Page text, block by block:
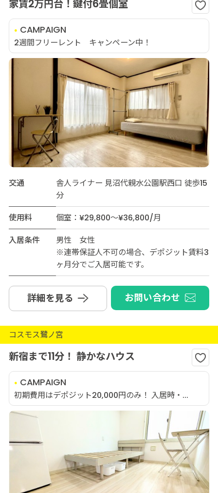
家賃2万円台！鍵付6畳個室
CAMPAIGN
2週間フリーレント キャンペーン中！
交通
舎人ライナー 見沼代親水公園駅西口 徒歩15
分
使用料
個室：¥29,800～¥36,800/月
入居条件
男性 女性
※連帯保証人不可の場合、デポジット賃料3
ヶ月分でご入居可能です。
詳細を見る お問い合わせ
コスモス鷺ノ宮
新宿まで11分！ 静かなハウス
CAMPAIGN
初期費用はデポジット20,000円のみ！ 入居時・...